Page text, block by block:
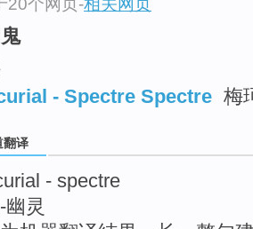
20个网页-相关网页
- Spectre Spectre 梅
翻译
- spectre
幽灵